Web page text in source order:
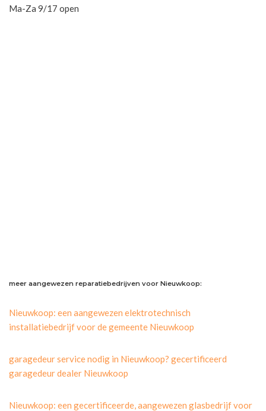
Ma-Za 9/17 open
meer aangewezen reparatiebedrijven voor Nieuwkoop:
Nieuwkoop: een aangewezen elektrotechnisch
installatiebedrijf voor de gemeente Nieuwkoop
garagedeur service nodig in Nieuwkoop? gecertificeerd
garagedeur dealer Nieuwkoop
Nieuwkoop: een gecertificeerde, aangewezen glasbedrijf voor